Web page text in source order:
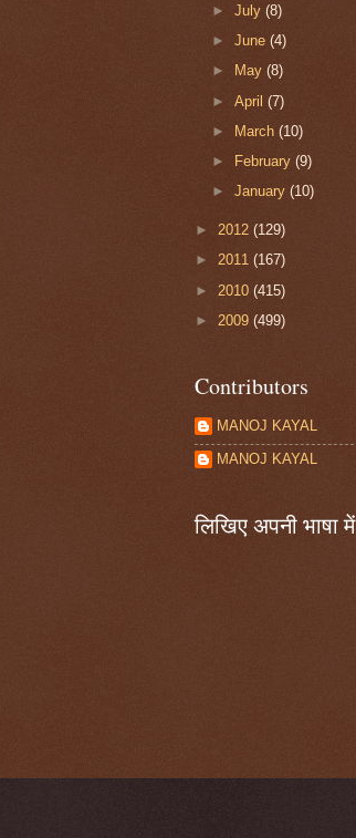
►July(8)
►June(4)
►
May(8)
►April(7)
►
March(10)
►
February(9)
►January(10)
► 2012 (129)
► 2011 (167)
► 2010 (415)
► 2009 (499)
Contributors
MANOJ KAYAL
MANOJ KAYAL
लिखिए अपनी भाषा में